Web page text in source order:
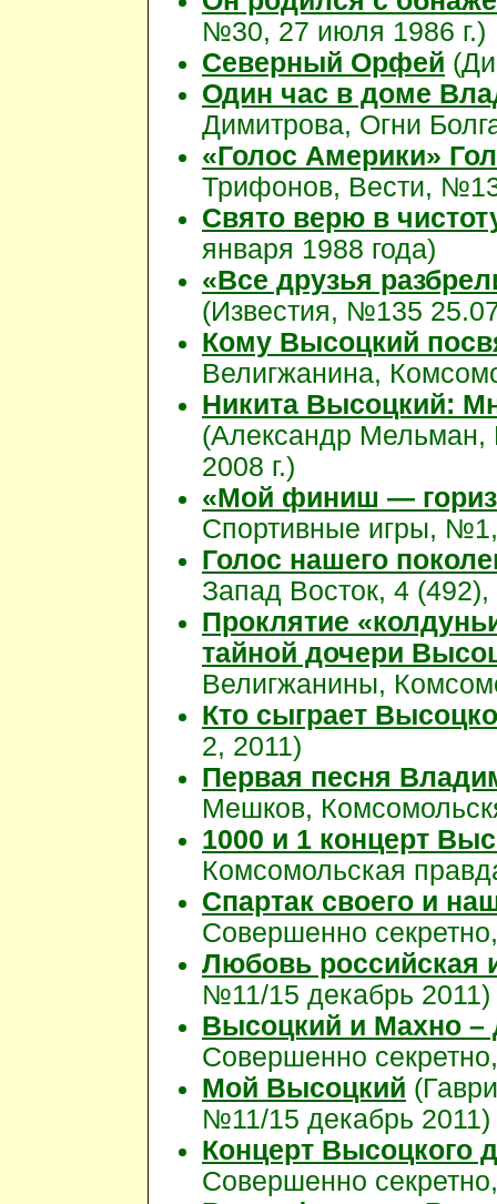
№30, 27 июля 1986 г.)
Северный Орфей
Один час в доме
Димитрова, Огни
«Голос Америки»
Трифонов, Вести,
Свято верю в
января 1988 года)
«Все друзья
(Известия, №135
Кому Высоцкий
Велигжанина,
Никита Высоцкий:
(Александр Мельман,
2008 г.)
«Мой финиш —
Спортивные игры,
Голос нашего
Запад Восток, 4
Проклятие
тайной дочери
Велигжанины,
Кто сыграет
2, 2011)
Первая песня
Мешков,
1000 и 1 концерт
Комсомольская
Спартак своего и
Совершенно
Любовь российская
№11/15 декабрь 2011)
Высоцкий и Махно –
Совершенно
Мой Высоцкий
№11/15 декабрь 2011)
Концерт Высоцкого
Совершенно